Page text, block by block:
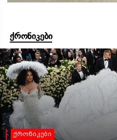
ქრონიკები
ქრონიკები